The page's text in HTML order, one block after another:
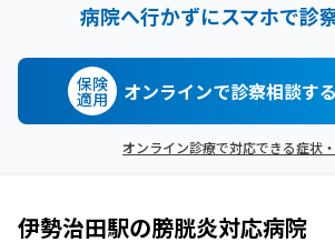
病院へ行かずにスマホで診
保険
適用 オンラインで診察相談する
オンライン診療で対応できる症状
伊勢治田駅の膀胱炎対応病院